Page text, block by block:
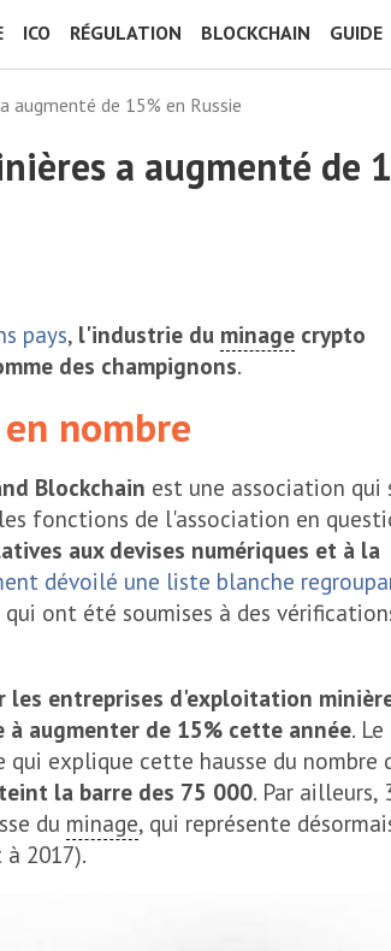
ICO RÉGULATION BLOCKCHAIN GUIDE
augmenté de 15% en Russie
a augmenté de
pays, l'industrie du minage crypto
des champignons.
nombre
Blockchain est une association qui
fonctions de l'association en
aux devises numériques et à la
dévoilé une liste blanche
qui ont été soumises à des
les entreprises d'exploitation
à augmenter de 15% cette année. Le
explique cette hausse du nombre
la barre des 75 000. Par ailleurs,
du minage, qui représente
2017).